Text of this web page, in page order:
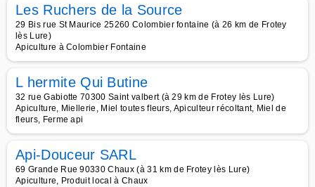
Les Ruchers de la Source
29 Bis rue St Maurice 25260 Colombier fontaine (à 26 km de Frotey
lès Lure)
Apiculture à Colombier Fontaine
L hermite Qui Butine
32 rue Gabiotte 70300 Saint valbert (à 29 km de Frotey lès Lure)
Apiculture, Miellerie, Miel toutes fleurs, Apiculteur récoltant, Miel de
fleurs, Ferme api
Api-Douceur SARL
69 Grande Rue 90330 Chaux (à 31 km de Frotey lès Lure)
Apiculture, Produit local à Chaux